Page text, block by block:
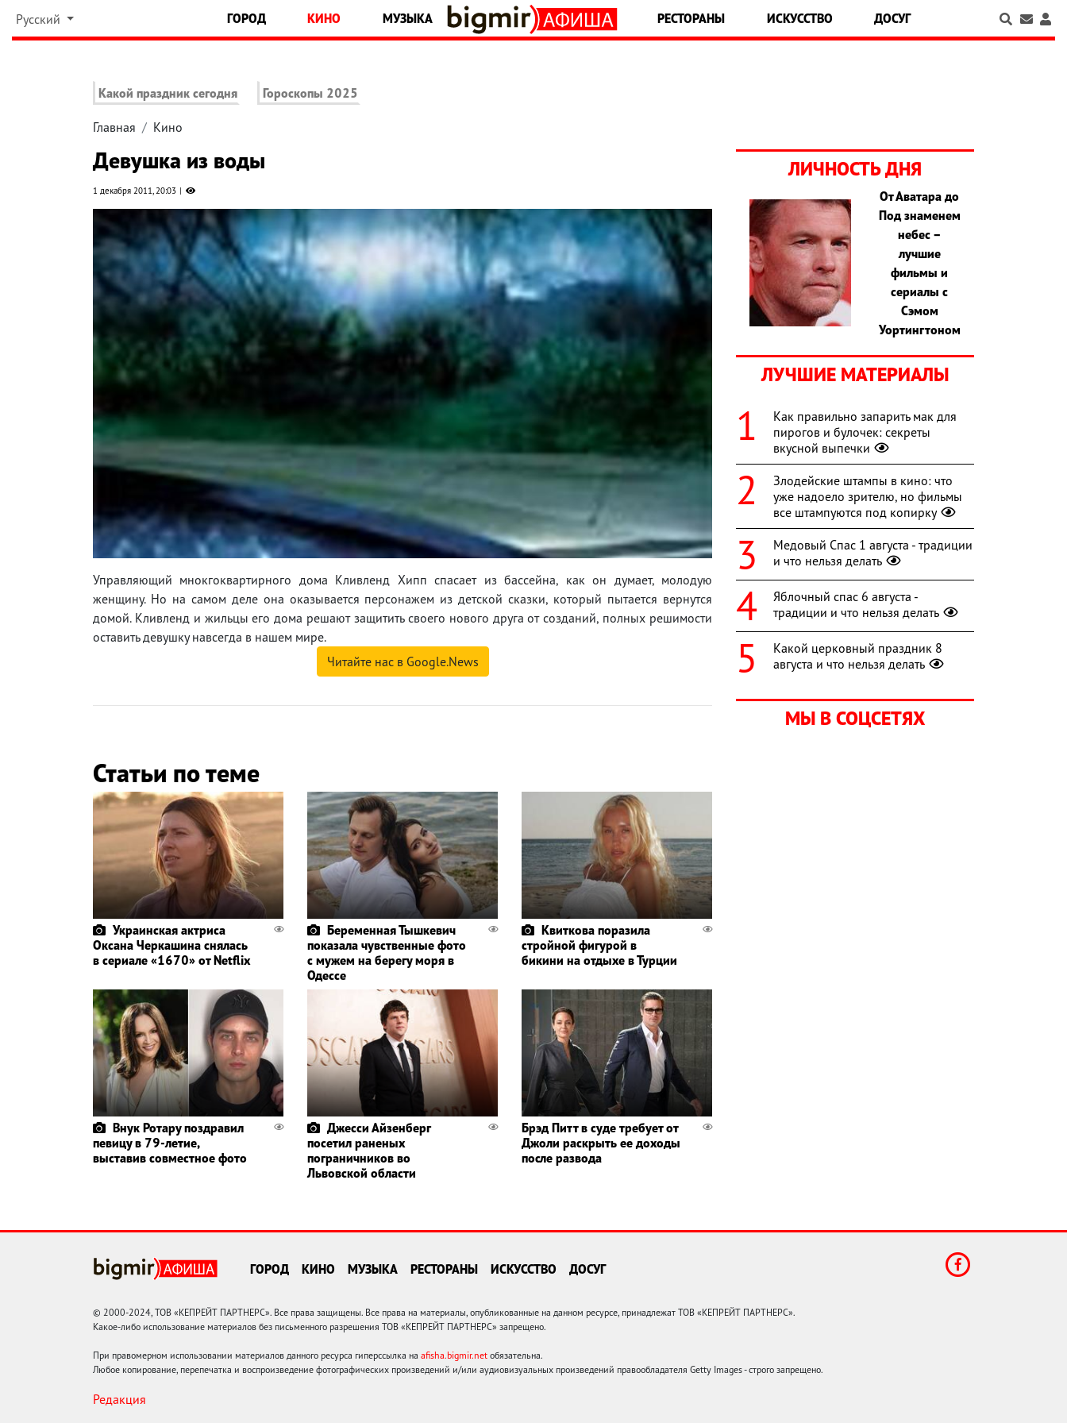
Русский ГОРОД КИНО МУЗЫКА РЕСТОРАНЫ ИСКУССТВО ДОСУГ
Какой праздник сегодня Гороскопы 2025
Главная Кино
Девушка из воды
1 декабря 2011, 20:03
Управляющий мнокгоквартирного дома Кливленд Хипп спасает из бассейна, как он думает, молодую
женщину. Но на самом деле она оказывается персонажем из детской сказки, который пытается вернутся
домой. Кливленд и жильцы его дома решают защитить своего нового друга от созданий, полных решимости
оставить девушку навсегда в нашем мире.
Читайте нас в Google.News
Статьи по теме
Украинская актриса
Оксана Черкашина снялась
в сериале «1670» от Netflix
Беременная Тышкевич
показала чувственные фото
с мужем на берегу моря в
Одессе
Квиткова поразила
стройной фигурой в
бикини на отдыхе в Турции
Внук Ротару поздравил
певицу в 79-летие,
выставив совместное фото
Джесси Айзенберг
посетил раненых
пограничников во
Львовской области
Брэд Питт в суде требует от
Джоли раскрыть ее доходы
после развода
ЛИЧНОСТЬ ДНЯ
От Аватара до
Под знаменем
небес –
лучшие
фильмы и
сериалы с
Сэмом
Уортингтоном
ЛУЧШИЕ МАТЕРИАЛЫ
Как правильно запарить мак для
пирогов и булочек: секреты
вкусной выпечки
Злодейские штампы в кино: что
уже надоело зрителю, но фильмы
все штампуются под копирку
Медовый Спас 1 августа - традиции
и что нельзя делать
Яблочный спас 6 августа -
традиции и что нельзя делать
Какой церковный праздник 8
августа и что нельзя делать
МЫ В СОЦСЕТЯХ
ГОРОД КИНО МУЗЫКА РЕСТОРАНЫ ИСКУССТВО ДОСУГ
© 2000-2024, ТОВ «КЕПРЕЙТ ПАРТНЕРС». Все права защищены. Все права на материалы, опубликованные на данном ресурсе, принадлежат ТОВ «КЕПРЕЙТ ПАРТНЕРС».
Какое-либо использование материалов без письменного разрешения ТОВ «КЕПРЕЙТ ПАРТНЕРС» запрещено.
При правомерном использовании материалов данного ресурса гиперссылка на afisha.bigmir.net обязательна.
Любое копирование, перепечатка и воспроизведение фотографических произведений и/или аудиовизуальных произведений правообладателя Getty Images - строго запрещено.
Редакция